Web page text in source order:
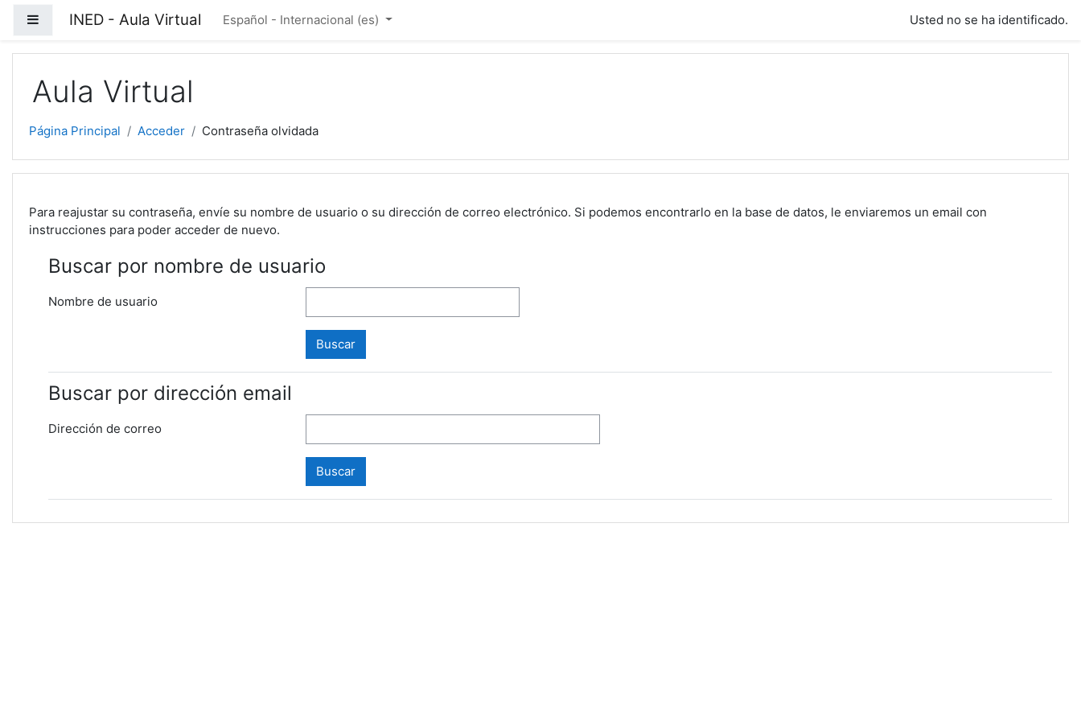
Panel lateral
INED - Aula Virtual Español - Internacional ‎(es)‎ Usted no se ha identificado.
Aula Virtual
Página Principal Acceder Contraseña olvidada
Para reajustar su contraseña, envíe su nombre de usuario o su dirección de correo electrónico. Si podemos encontrarlo en la base de datos, le enviaremos un email con
instrucciones para poder acceder de nuevo.
Buscar por nombre de usuario
Nombre de usuario
Buscar por dirección email
Dirección de correo